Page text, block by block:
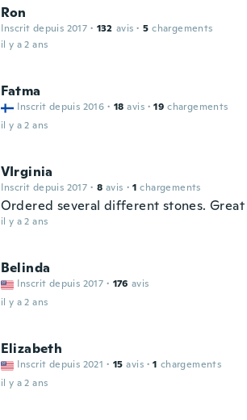
Ron
Inscrit depuis 2017 · 132 avis · 5 chargements
il y a 2 ans
Fatma
Inscrit depuis 2016 · 18 avis · 19 chargements
il y a 2 ans
VIrginia
Inscrit depuis 2017 · 8 avis · 1 chargements
Ordered several different stones.
il y a 2 ans
Belinda
Inscrit depuis 2017 · 176 avis
il y a 2 ans
Elizabeth
Inscrit depuis 2021 · 15 avis · 1 chargements
il y a 2 ans